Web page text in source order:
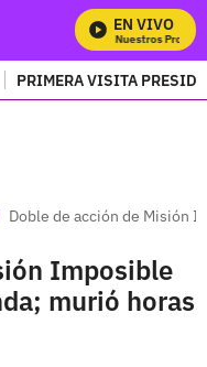
EN VIVO
Mira Todos Nuestros
PRIMERA VISITA
Doble de acción de Misión
Imposible
murió horas